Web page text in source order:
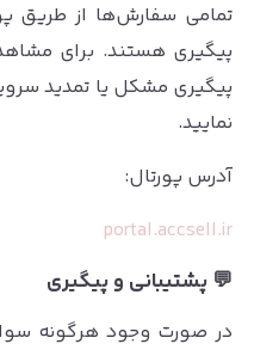
پیگیری هستند. برای
پیگیری مشکل یا تمدید
نمایید.
آدرس پورتال:
portal.accsell.ir
💬 پشتیبانی و پیگیری
در صورت وجود هرگونه